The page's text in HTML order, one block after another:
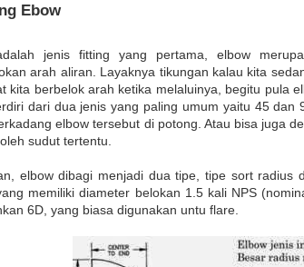
Ebow
jenis fitting yang pertama, elbow
arah aliran. Layaknya tikungan kalau kita
kita berbelok arah ketika melaluinya, begitu pula
dari dua jenis yang paling umum yaitu 45
elbow tersebut di potong. Atau bisa juga
sudut tertentu.
elbow dibagi menjadi dua tipe, tipe sort radius
memiliki diameter belokan 1.5 kali NPS
6D, yang biasa digunakan untu flare.